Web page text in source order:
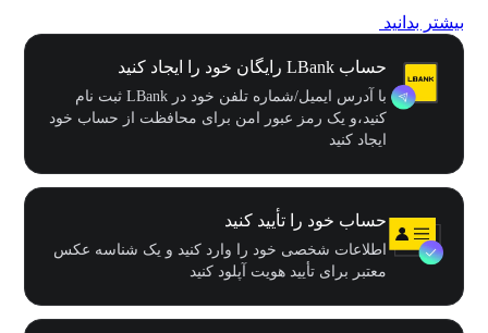
بیشتر بدانید
حساب LBank رایگان خود را ایجاد کنید
با آدرس ایمیل/شماره تلفن خود در LBank ثبت نام
کنید،و یک رمز عبور امن برای محافظت از حساب خود
ایجاد کنید
حساب خود را تأیید کنید
اطلاعات شخصی خود را وارد کنید و یک شناسه عکس
معتبر برای تأیید هویت آپلود کنید